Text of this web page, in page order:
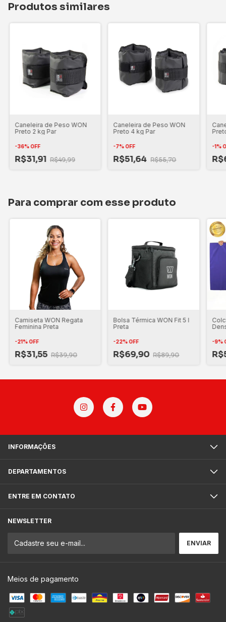
Produtos similares
Caneleira de Peso WON
Preto 2 kg Par
-36%OFF
R$31,91 R$49,99
Caneleira de Peso WON
Preto 4 kg Par
-7%OFF
R$51,64 R$55,70
-1%
Para comprar com esse produto
Camiseta WON Regata
Feminina Preta
-21%OFF
R$31,55 R$39,90
Bolsa Térmica WON Fit 5 l
Preta
-22%OFF
R$69,90 R$89,90
-9%
INFORMAÇÕES
DEPARTAMENTOS
ENTRE EM CONTATO
NEWSLETTER
Meios de pagamento